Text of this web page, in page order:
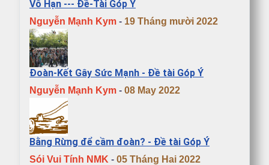
Vô Hạn --- Đề-Tài Góp Ý
Nguyễn Mạnh Kym - 19 Tháng mười 2022
Đoàn-Kết Gây Sức Mạnh - Đề tài Góp Ý
Nguyễn Mạnh Kym - 08 May 2022
Bằng Rừng để cầm đoàn? - Đề tài Góp Ý
Sói Vui Tính NMK - 05 Tháng Hai 2022